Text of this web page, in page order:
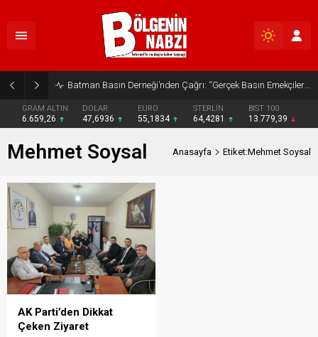
Batman Basın Derneği’nden Çağrı: “Gerçek Basın Emekçileri Desteklenmeli”
GRAM ALTIN
6.659,26
DOLAR
47,6936
EURO
55,1834
STERLİN
64,4281
BIST 100
13.779,39
Mehmet Soysal Anasayfa Etiket:Mehmet Soysal
AK Parti’den Dikkat
Çeken Ziyaret